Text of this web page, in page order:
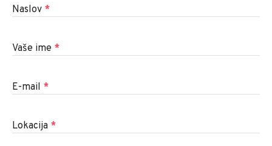
Naslov *
Vaše ime *
E-mail *
Lokacija *